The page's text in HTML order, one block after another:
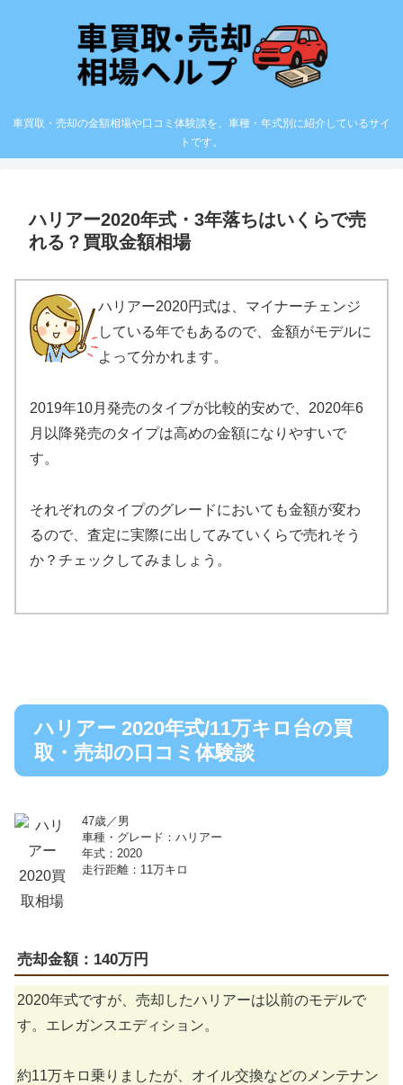
車買取・売却の金額相場や口コミ体験談を、車種・年式別に紹介しているサイ
トです。
ハリアー2020年式・3年落ちはいくらで売
れる？買取金額相場
ハリアー2020円式は、マイナーチェンジ
している年でもあるので、金額がモデルに
よって分かれます。
2019年10月発売のタイプが比較的安めで、2020年6
月以降発売のタイプは高めの金額になりやすいで
す。
それぞれのタイプのグレードにおいても金額が変わ
るので、査定に実際に出してみていくらで売れそう
か？チェックしてみましょう。
ハリアー 2020年式/11万キロ台の買
取・売却の口コミ体験談
47歳／男
車種・グレード：ハリアー
年式：2020
走行距離：11万キロ
売却金額：140万円
2020年式ですが、売却したハリアーは以前のモデルで
す。エレガンスエディション。
約11万キロ乗りましたが、オイル交換などのメンテナン